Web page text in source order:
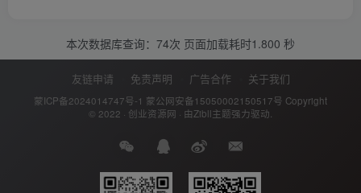
本次数据库查询：74次 页面加载耗时1.800 秒
友链申请 免责声明 广告合作 关于我们
蒙ICP备2024014747号-1 蒙公网安备15050002150517号 Copyright
© 2022 · 创业资源网 · 由Zibll主题强力驱动.